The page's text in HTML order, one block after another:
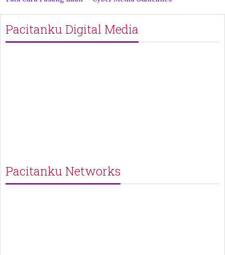
Pacitanku Digital Media
Pacitanku Networks